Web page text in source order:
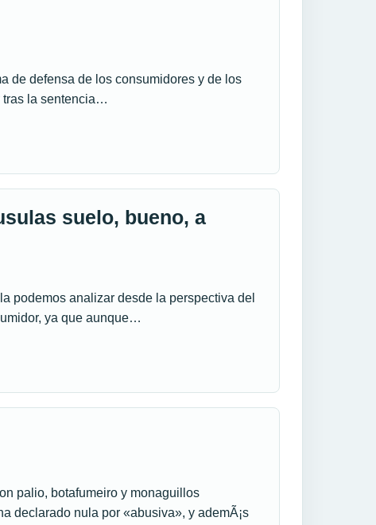
de defensa de los consumidores y de los
tras la sentencia…
suelo, bueno, a
podemos analizar desde la perspectiva del
ya que aunque…
palio, botafumeiro y monaguillos
declarado nula por «abusiva», y ademÃ¡s